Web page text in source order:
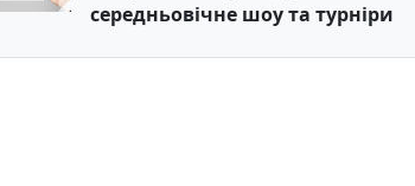
середньовічне шоу та турніри